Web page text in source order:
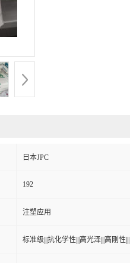
日本JPC
192
注塑应用
标准级|||抗化学性|||高光泽|||高刚性|||